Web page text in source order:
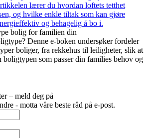
lærer du hvordan loftets tetthet
og hvilke enkle tiltak som kan gjøre
og behagelig å bo i.
bolig for familien din
Denne e-boken undersøker fordeler
boliger, fra rekkehus til leiligheter, slik at
boligtypen som passer din families behov og
– meld deg på
- motta våre beste råd på e-post.